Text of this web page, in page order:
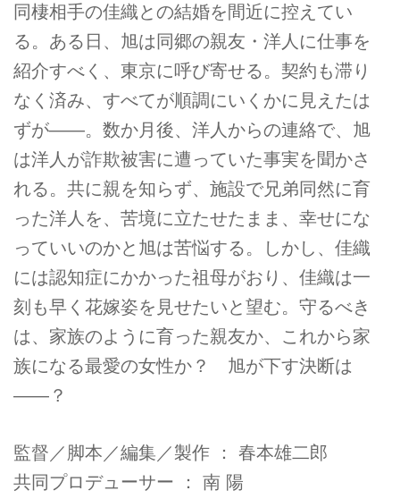
同棲相手の佳織との結婚を間近に控えてい
る。ある日、旭は同郷の親友・洋人に仕事を
紹介すべく、東京に呼び寄せる。契約も滞り
なく済み、すべてが順調にいくかに見えたは
ずが――。数か月後、洋人からの連絡で、旭
は洋人が詐欺被害に遭っていた事実を聞かさ
れる。共に親を知らず、施設で兄弟同然に育
った洋人を、苦境に立たせたまま、幸せにな
っていいのかと旭は苦悩する。しかし、佳織
には認知症にかかった祖母がおり、佳織は一
刻も早く花嫁姿を見せたいと望む。守るべき
は、家族のように育った親友か、これから家
族になる最愛の女性か？ 旭が下す決断は
――？
監督／脚本／編集／製作 ： 春本雄二郎
共同プロデューサー ： 南 陽